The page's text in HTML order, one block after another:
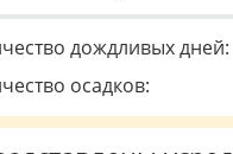
дождливых дней:
осадков: